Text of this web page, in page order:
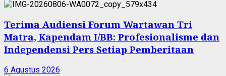
Terima Audiensi Forum Wartawan Tri
Matra, Kapendam I/BB: Profesionalisme dan
Independensi Pers Setiap Pemberitaan
6 Agustus 2026